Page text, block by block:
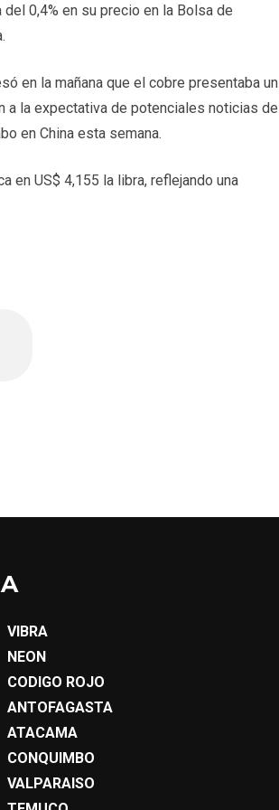
0,4% en su precio en la Bolsa de
en la mañana que el cobre presentaba un
la expectativa de potenciales noticias de
en China esta semana.
en US$ 4,155 la libra, reflejando una
VIBRA
NEON
CODIGO ROJO
ANTOFAGASTA
ATACAMA
CONQUIMBO
VALPARAISO